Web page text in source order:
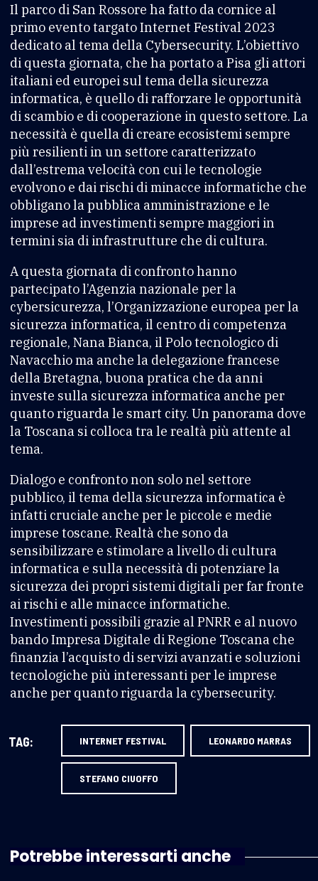
Il parco di San Rossore ha fatto da cornice al
primo evento targato Internet Festival 2023
dedicato al tema della Cybersecurity. L’obiettivo
di questa giornata, che ha portato a Pisa gli attori
italiani ed europei sul tema della sicurezza
informatica, è quello di rafforzare le opportunità
di scambio e di cooperazione in questo settore. La
necessità è quella di creare ecosistemi sempre
più resilienti in un settore caratterizzato
dall’estrema velocità con cui le tecnologie
evolvono e dai rischi di minacce informatiche che
obbligano la pubblica amministrazione e le
imprese ad investimenti sempre maggiori in
termini sia di infrastrutture che di cultura.
A questa giornata di confronto hanno
partecipato l’Agenzia nazionale per la
cybersicurezza, l’Organizzazione europea per la
sicurezza informatica, il centro di competenza
regionale, Nana Bianca, il Polo tecnologico di
Navacchio ma anche la delegazione francese
della Bretagna, buona pratica che da anni
investe sulla sicurezza informatica anche per
quanto riguarda le smart city. Un panorama dove
la Toscana si colloca tra le realtà più attente al
tema.
Dialogo e confronto non solo nel settore
pubblico, il tema della sicurezza informatica è
infatti cruciale anche per le piccole e medie
imprese toscane. Realtà che sono da
sensibilizzare e stimolare a livello di cultura
informatica e sulla necessità di potenziare la
sicurezza dei propri sistemi digitali per far fronte
ai rischi e alle minacce informatiche.
Investimenti possibili grazie al PNRR e al nuovo
bando Impresa Digitale di Regione Toscana che
finanzia l’acquisto di servizi avanzati e soluzioni
tecnologiche più interessanti per le imprese
anche per quanto riguarda la cybersecurity.
TAG: INTERNET FESTIVAL LEONARDO MARRAS
STEFANO CIUOFFO
Potrebbe interessarti anche